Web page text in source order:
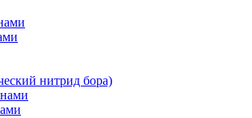
нитрид бора)